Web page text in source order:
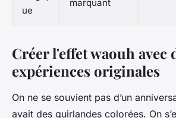
ue
marquant
Créer l'effet waouh avec
expériences originales
On ne se souvient pas d’un
avait des guirlandes colorées. On